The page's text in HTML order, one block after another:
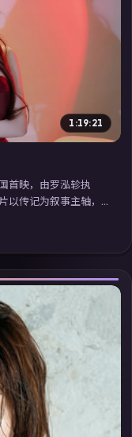
1:19:21
首映，由罗泓轸执
以传记为叙事主轴，
实”的一天；摄影与
费观看高清电视剧在
在线追剧体验。